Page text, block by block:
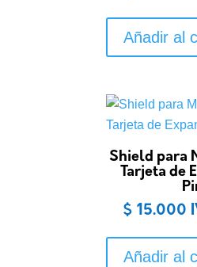
Añadir al
Shield para
Tarjeta de
$ 15.000
Añadir al